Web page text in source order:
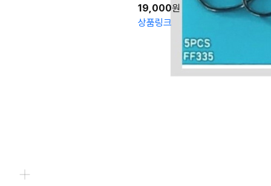
19,000원
상품링크